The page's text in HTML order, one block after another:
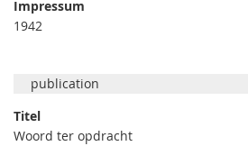
Impressum
1942
publication
Titel
Woord ter opdracht